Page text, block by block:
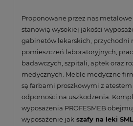
Proponowane przez nas
stanowią wysokiej jakości
gabinetów lekarskich, przychodni
pomieszczeń laboratoryjnych,
badawczych, szpitali, aptek oraz
medycznych. Meble medyczne
są farbami proszkowymi z atestem
odporności na uszkodzenia.
wyposażenia PROFESMEB
wyposażenie jak szafy na leki SML